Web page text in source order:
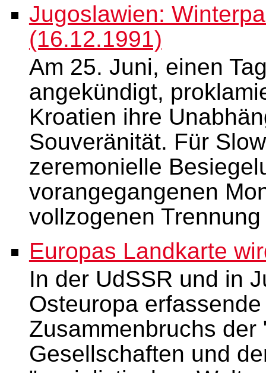
Jugoslawien:
(16.12.1991)
Am 25. Juni, einen
angekündigt,
Kroatien ihre
Souveränität. Für
zeremonielle
vorangegangenen
vollzogenen
Europas Landkarte
In der UdSSR und in
Osteuropa
Zusammenbruchs
Gesellschaften und